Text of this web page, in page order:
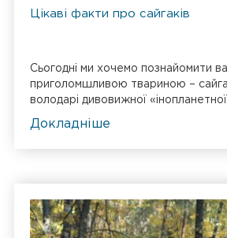
Цікаві факти про сайгаків
Сьогодні ми хочемо познайомити
приголомшливою твариною –
володарі дивовижної
Докладніше